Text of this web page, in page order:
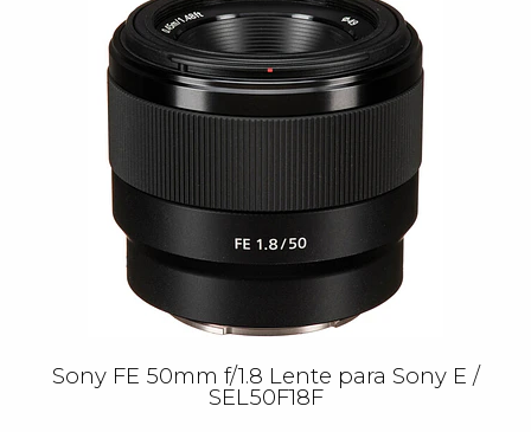
Sony FE 50mm f/1.8 Lente para Sony E /
SEL50F18F